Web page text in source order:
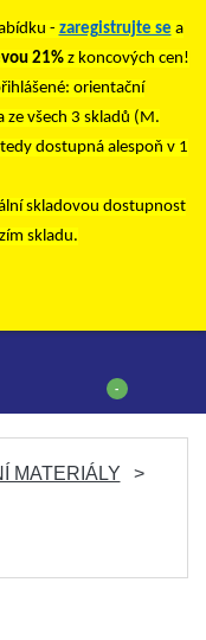
- zaregistrujte se a
21% z koncových cen!
orientační
ze všech 3 skladů (M.
dostupná alespoň v 1
skladovou dostupnost
skladu.
-
MATERIÁLY